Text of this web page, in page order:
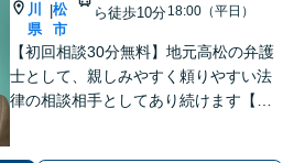
川
県
|松
市
ら徒歩10分18:00（平日）
【初回相談30分無料】地元高松の弁護
士として、親しみやすく頼りやすい法
律の相談相手としてあり続けます【相